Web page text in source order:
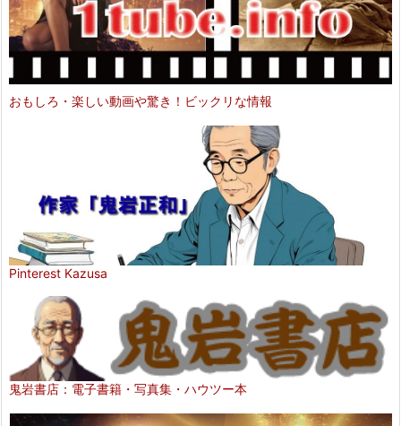
おもしろ・楽しい動画や驚き！ビックリな情報
Pinterest Kazusa
鬼岩書店：電子書籍・写真集・ハウツー本